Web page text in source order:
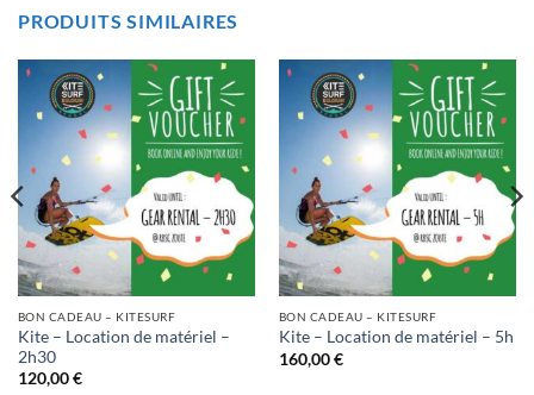
PRODUITS SIMILAIRES
BON CADEAU – KITESURF
Kite – Location de matériel –
2h30
120,00€
BON CADEAU – KITESURF
Kite – Location de matériel – 5h
160,00€